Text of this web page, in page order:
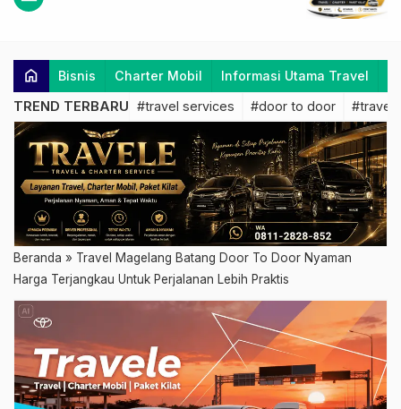
home Bisnis Charter Mobil Informasi Utama Travel
TREND TERBARU #travel services #door to door #travel
Beranda » Travel Magelang Batang Door To Door Nyaman
Harga Terjangkau Untuk Perjalanan Lebih Praktis